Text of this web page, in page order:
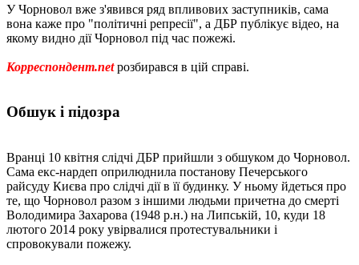
У Чорновол вже з'явився ряд впливових заступників, сама
вона каже про "політичні репресії", а ДБР публікує відео, на
якому видно дії Чорновол під час пожежі.
Корреспондент.netрозбирався в цій справі.
Обшук і підозра
Вранці 10 квітня слідчі ДБР прийшли з обшуком до Чорновол.
Сама екс-нардеп оприлюднила постанову Печерського
райсуду Києва про слідчі дії в її будинку. У ньому йдеться про
те, що Чорновол разом з іншими людьми причетна до смерті
Володимира Захарова (1948 р.н.) на Липській, 10, куди 18
лютого 2014 року увірвалися протестувальники і
спровокували пожежу.